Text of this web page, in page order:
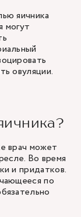
яичника
могут
овуляции.
врач может
Во время
и придатков.
по